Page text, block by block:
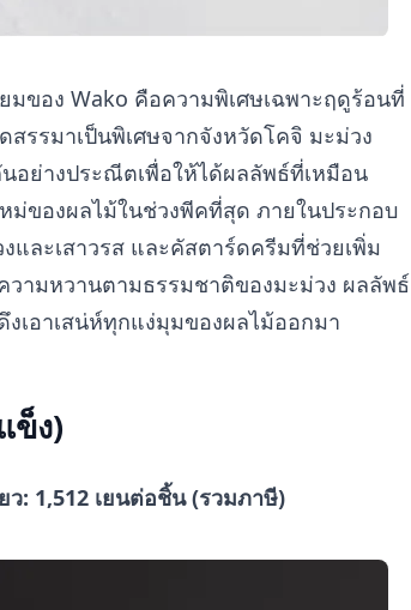
ของ Wako คือความพิเศษเฉพาะฤดูร้อนที่
รรมาเป็นพิเศษจากจังหวัดโคจิ มะม่วง
อย่างประณีตเพื่อให้ได้ผลลัพธ์ที่เหมือน
ม่ของผลไม้ในช่วงพีคที่สุด ภายในประกอบ
ละเสาวรส และคัสตาร์ดครีมที่ช่วยเพิ่ม
วามหวานตามธรรมชาติของมะม่วง ผลลัพธ์
เอาเสน่ห์ทุกแง่มุมของผลไม้ออกมา
ข็ง)
: 1,512 เยนต่อชิ้น (รวมภาษี)